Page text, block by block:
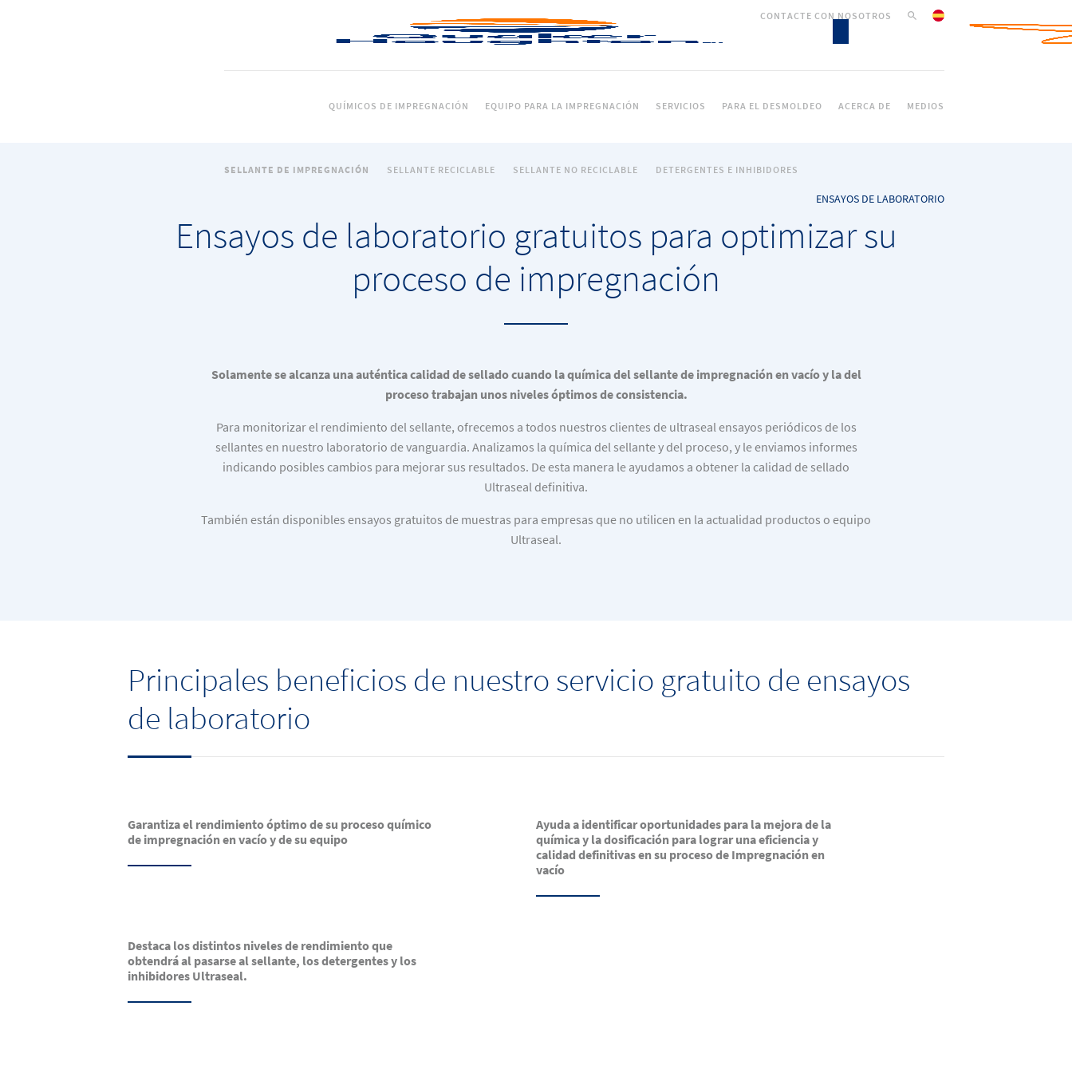
QUÍMICOS DE IMPREGNACIÓN EQUIPO PARA LA IMPREGNACIÓN SERVICIOS PARA EL DESMOLDEO ACERCA DE MEDIOS
CONTACTE CON NOSOTROS
SELLANTE DE IMPREGNACIÓN SELLANTE RECICLABLE SELLANTE NO RECICLABLE DETERGENTES E INHIBIDORES
ENSAYOS DE LABORATORIO
Ensayos de laboratorio gratuitos para optimizar su
proceso de impregnación
Solamente se alcanza una auténtica calidad de sellado cuando la química del sellante de impregnación en vacío y la del
proceso trabajan unos niveles óptimos de consistencia.
Para monitorizar el rendimiento del sellante, ofrecemos a todos nuestros clientes de ultraseal ensayos periódicos de los
sellantes en nuestro laboratorio de vanguardia. Analizamos la química del sellante y del proceso, y le enviamos informes
indicando posibles cambios para mejorar sus resultados. De esta manera le ayudamos a obtener la calidad de sellado
Ultraseal definitiva.
También están disponibles ensayos gratuitos de muestras para empresas que no utilicen en la actualidad productos o equipo
Ultraseal.
Principales beneficios de nuestro servicio gratuito de ensayos
de laboratorio
Garantiza el rendimiento óptimo de su proceso químico
de impregnación en vacío y de su equipo
Ayuda a identificar oportunidades para la mejora de la
química y la dosificación para lograr una eficiencia y
calidad definitivas en su proceso de Impregnación en
vacío
Destaca los distintos niveles de rendimiento que
obtendrá al pasarse al sellante, los detergentes y los
inhibidores Ultraseal.